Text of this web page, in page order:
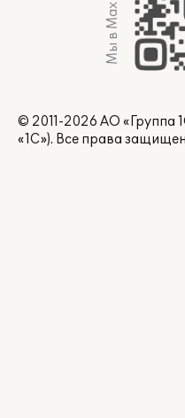
Мы в Max
© 2011-2026 АО «Группа
«1С»). Все права